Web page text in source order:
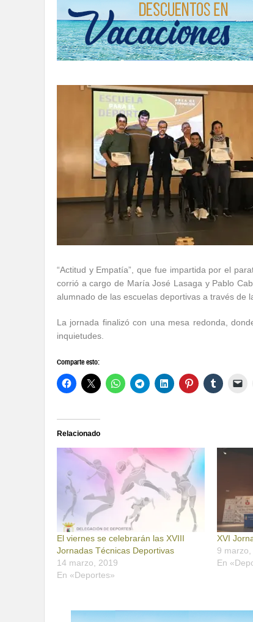
“Actitud y Empatía”, que fue impartida por el
corrió a cargo de María José Lasaga y Pablo
alumnado de las escuelas deportivas a través de
La jornada finalizó con una mesa redonda,
inquietudes.
Comparte esto:
Relacionado
El viernes se celebrarán las XVIII
Jornadas Técnicas Deportivas
14 marzo, 2019
En «Deportes»
XVI
9 marzo,
En